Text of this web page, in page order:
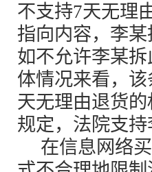
不支持7天无理
指向内容，李
如不允许李某
体情况来看，
天无理由退货
规定，法院支
在信息网络